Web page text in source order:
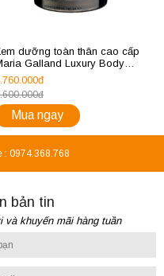
dưỡng toàn thân cao cấp
Galland Luxury Body
1040
Mua ngay
: 0974.368.768
bản tin
và khuyến mãi hàng tuần